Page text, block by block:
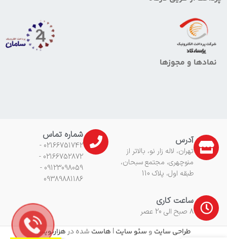
نمادها و مجوزها
آدرس
تهران، لاله زار نو، بالاتر از
منوچهری، مجتمع سبحان،
طبقه اول، پلاک 110
شماره تماس
02166751742 -
02166752872 -
09123098059 -
09389881186
ساعت کاری
8 صبح الی 20 عصر
طراحی سایت و سئو سایت| هاست شده درهزارنویس